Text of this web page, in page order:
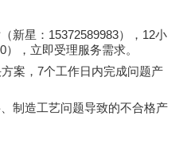
新星： 15372589983）， 12小
），立即受理服务需求。
案， 7个工作日内完成问题产
制造工艺问题导致的不合格产